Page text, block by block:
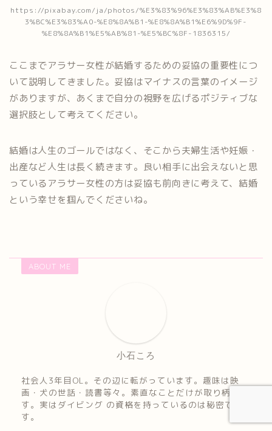
https://pixabay.com/ja/photos/%E3%83%96%E3%83%AB%E3%8
3%BC%E3%83%A0-%E8%8A%B1-%E8%8A%B1%E6%9D%9F-
%E8%8A%B1%E5%AB%81-%E5%BC%8F-1836315/
ここまでアラサー女性が結婚するための妥協の重要性につ
いて説明してきました。妥協はマイナスの言葉のイメージ
がありますが、あくまで自分の視野を広げるポジティブな
選択肢として考えてください。
結婚は人生のゴールではなく、そこから夫婦生活や妊娠・
出産など人生は長く続きます。良い相手に出会えないと思
っているアラサー女性の方は妥協も前向きに考えて、結婚
という幸せを掴んでくださいね。
ABOUT ME
小石ころ
社会人3年目OL。その辺に転がっています。趣味は映
画・犬の世話・読書等々。素直なことだけが取り柄で
す。実はダイビング の資格を持っているのは秘密で
す。